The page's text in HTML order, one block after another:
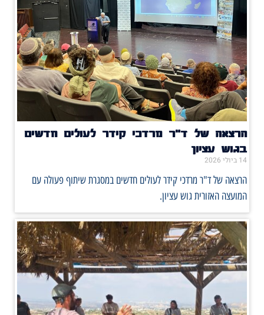
הרצאה של ד"ר מרדכי קידר לעולים חדשים
בגוש עציון
14 ביולי 2026
הרצאה של ד"ר מרדכי קידר לעולים חדשים במסגרת שיתוף פעולה עם
המועצה האזורית גוש עציון.